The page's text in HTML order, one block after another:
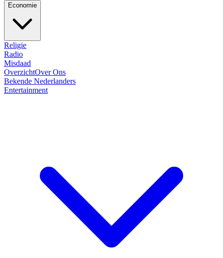
Economie
Religie
Radio
Misdaad
OverzichtOver Ons
Bekende Nederlanders
Entertainment